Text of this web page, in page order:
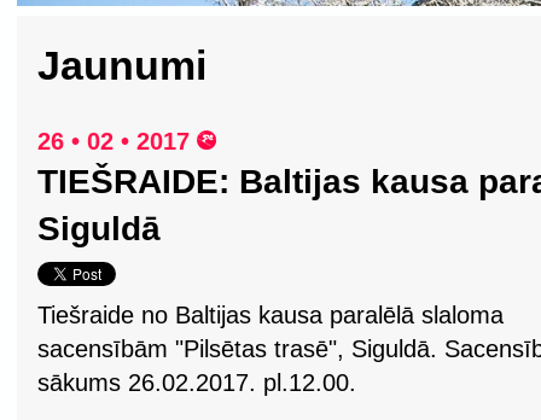
Jaunumi
26 • 02 • 2017
TIEŠRAIDE: Baltijas kausa
Siguldā
Tiešraide no Baltijas kausa paralēlā slaloma
sacensībām "Pilsētas trasē", Siguldā.
sākums 26.02.2017. pl.12.00.